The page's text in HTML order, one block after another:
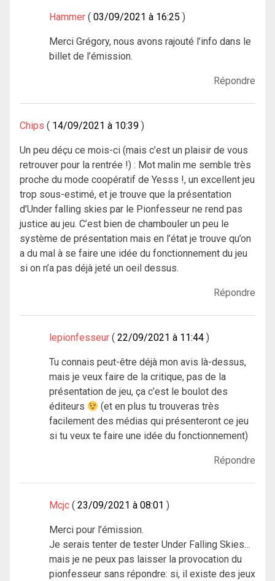
Hammer 03/09/2021 à 16:25
Merci Grégory, nous avons rajouté l’info dans le
billet de l’émission.
Répondre
Chips 14/09/2021 à 10:39
Un peu déçu ce mois-ci (mais c’est un plaisir de vous
retrouver pour la rentrée !) : Mot malin me semble très
proche du mode coopératif de Yesss !, un excellent jeu
trop sous-estimé, et je trouve que la présentation
d’Under falling skies par le Pionfesseur ne rend pas
justice au jeu. C’est bien de chambouler un peu le
système de présentation mais en l’état je trouve qu’on
a du mal à se faire une idée du fonctionnement du jeu
si on n’a pas déjà jeté un oeil dessus.
Répondre
lepionfesseur 22/09/2021 à 11:44
Tu connais peut-être déjà mon avis là-dessus,
mais je veux faire de la critique, pas de la
présentation de jeu, ça c’est le boulot des
éditeurs
(et en plus tu trouveras très
facilement des médias qui présenteront ce jeu
si tu veux te faire une idée du fonctionnement)
Répondre
Mcjc 23/09/2021 à 08:01
Merci pour l’émission.
Je serais tenter de tester Under Falling Skies…
mais je ne peux pas laisser la provocation du
pionfesseur sans répondre: si, il existe des jeux